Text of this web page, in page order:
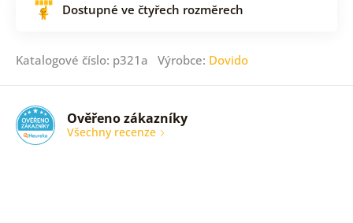
Dostupné ve čtyřech rozměrech
Katalogové číslo: p321a Výrobce: Dovido
Ověřeno zákazníky
Všechny recenze